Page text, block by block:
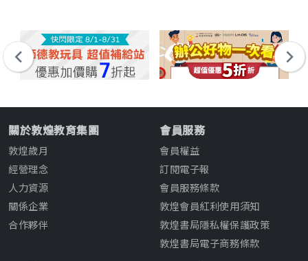
關於敦煌教育集團
敦煌歲月
經營理念
人力資源
關係企業
合作夥伴
會員服務
會員權益
訂閱電子報
會員服務條款
敦煌會員紅利使用須知
敦煌書局隱私權保護政策
敦煌書局電子商務條款